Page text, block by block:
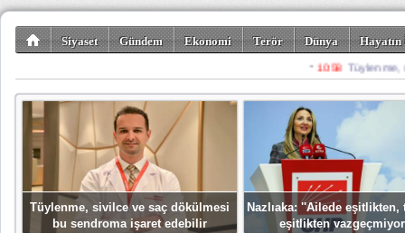
Siyaset Gündem Ekonomi Terör Dünya
Spor Misafir
Tüylenme, sivilce ve saç dökülmesi
bu sendroma işaret edebilir
Nazlıaka: ''Ailede eşitlikten,
eşitlikten